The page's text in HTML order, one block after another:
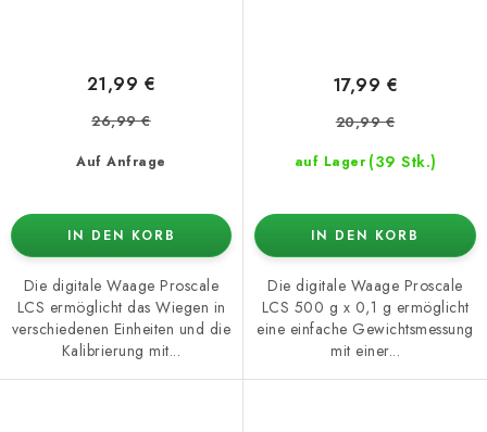
Auf Anfrage
21,99 €
26,99 €
IN DEN KORB
Die digitale Waage Proscale
LCS ermöglicht das Wiegen in
verschiedenen Einheiten und die
Kalibrierung mit...
auf Lager (39 Stk.)
17,99 €
20,99 €
IN DEN KORB
Die digitale Waage Proscale
LCS 500 g x 0,1 g ermöglicht
eine einfache Gewichtsmessung
mit einer...